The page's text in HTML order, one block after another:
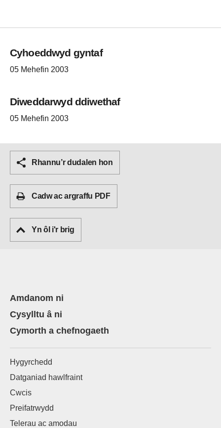
Cyhoeddwyd gyntaf
05 Mehefin 2003
Diweddarwyd ddiwethaf
05 Mehefin 2003
Rhannu’r dudalen hon
Cadw ac argraffu PDF
Yn ôl i'r brig
Amdanom ni
Cysylltu â ni
Cymorth a chefnogaeth
Hygyrchedd
Datganiad hawlfraint
Cwcis
Preifatrwydd
Telerau ac amodau